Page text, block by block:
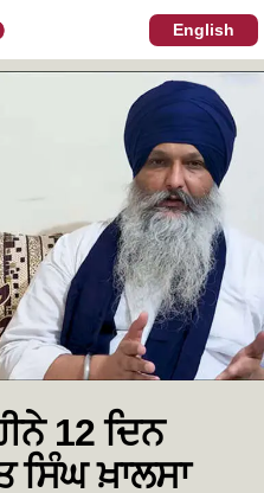
English
12 ਦਿਨ
ਸਿੰਘ ਖ਼ਾਲਸਾ